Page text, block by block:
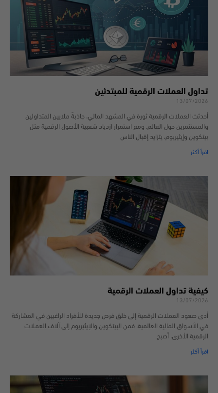
تداول العملات الرقمية للمبتدئين
13/07/2026
أحدثت العملات الرقمية ثورة في المشهد المالي، جاذبةً ملايين المتداولين
والمستثمرين حول العالم. ومع استمرار ازدياد شعبية الأصول الرقمية مثل
بيتكوين وإيثيريوم، يتزايد إقبال الناس
اقرأ أكثر
كيفية تداول العملات الرقمية
13/07/2026
أدى صعود العملات الرقمية إلى خلق فرص جديدة للأفراد الراغبين في المشاركة
في الأسواق المالية العالمية. فمن البيتكوين والإيثيريوم إلى آلاف العملات
الرقمية الأخرى، أصبح
اقرأ أكثر